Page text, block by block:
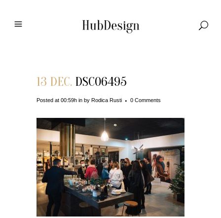
13 DEC. DSC06495
Posted at 00:59h in by Rodica Rusti 0 Comments